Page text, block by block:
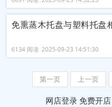
免熏蒸木托盘与塑料托盘
6134 阅读 2025-09-23 14:51:30
第一页 上一页
网店登录 免费开店